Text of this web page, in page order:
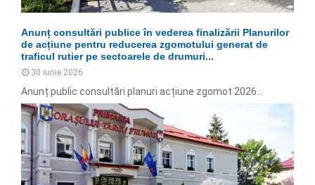
Anunț consultări publice în vederea finalizării Planurilor
de acțiune pentru reducerea zgomotului generat de
traficul rutier pe sectoarele de drumuri...
30 iunie 2026
Anunț public consultări planuri acțiune zgomot 2026...